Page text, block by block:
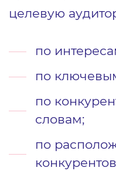
целевую
по
по
по
словам;
по